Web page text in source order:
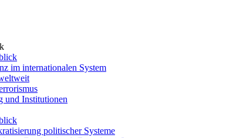
im internationalen System
und Institutionen
politischer Systeme